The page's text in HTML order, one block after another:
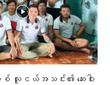
လူငယ်အသင်း၏ ဆေးဝါး